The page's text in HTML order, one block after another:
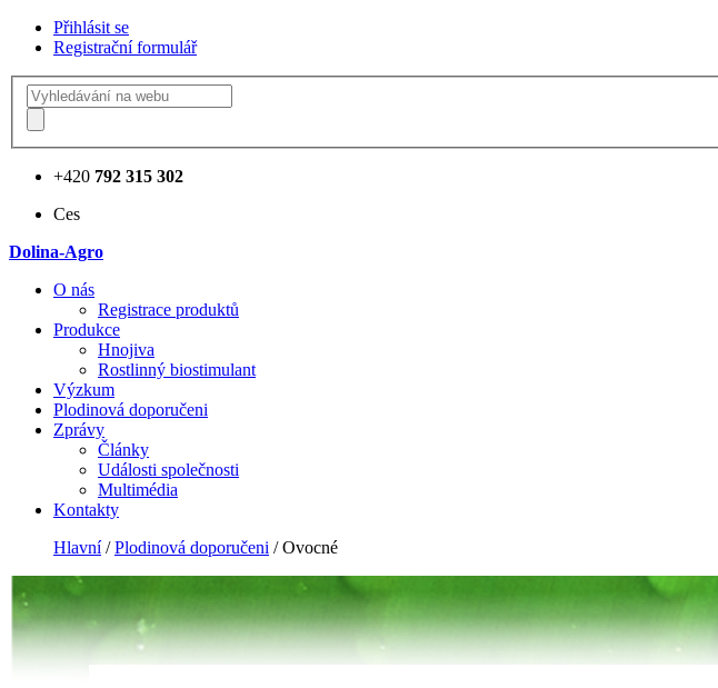
Přihlásit se
Registrační formulář
+420 792 315 302
Ces
Dolina-Agro
О nás
Registrace produktů
Produkce
Hnojiva
Rostlinný biostimulant
Výzkum
Plodinová doporučeni
Zprávy
Články
Události společnosti
Multimédia
Kontakty
Hlavní/Plodinová doporučeni / Ovocné